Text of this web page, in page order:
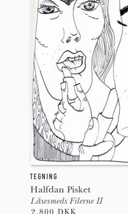
TEGNING
Halfdan Pisket
Låsesmeds Filerne II
2.800 DKK